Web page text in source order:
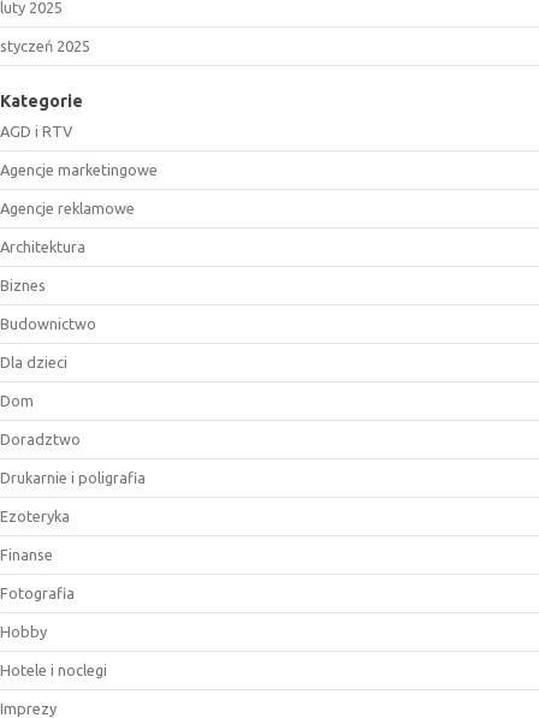
luty 2025
styczeń 2025
Kategorie
AGD i RTV
Agencje marketingowe
Agencje reklamowe
Architektura
Biznes
Budownictwo
Dla dzieci
Dom
Doradztwo
Drukarnie i poligrafia
Ezoteryka
Finanse
Fotografia
Hobby
Hotele i noclegi
Imprezy